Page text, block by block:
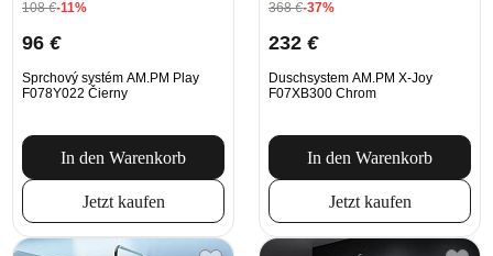
108€-11%
96 €
Sprchový systém AM.PM Play
F078Y022 Čierny
In den Warenkorb
Jetzt kaufen
368€-37%
232 €
Duschsystem AM.PM X-Joy
F07XB300 Chrom
In den Warenkorb
Jetzt kaufen